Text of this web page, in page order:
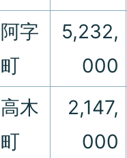
阿字
町
5,232,
000
高木
町
2,147,
000